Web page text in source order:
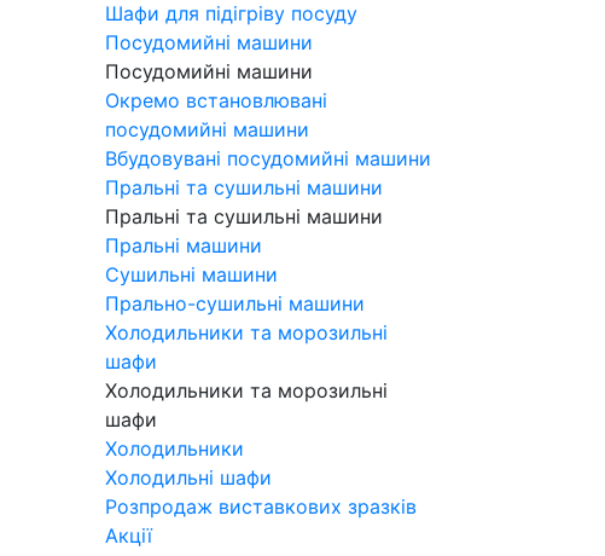
Шафи для підігріву посуду
Посудомийні машини
Посудомийні машини
Окремо встановлювані
посудомийні машини
Вбудовувані посудомийні машини
Пральні та сушильні машини
Пральні та сушильні машини
Пральні машини
Сушильні машини
Прально-сушильні машини
Холодильники та морозильні
шафи
Холодильники та морозильні
шафи
Холодильники
Холодильні шафи
Розпродаж виставкових зразків
Акції